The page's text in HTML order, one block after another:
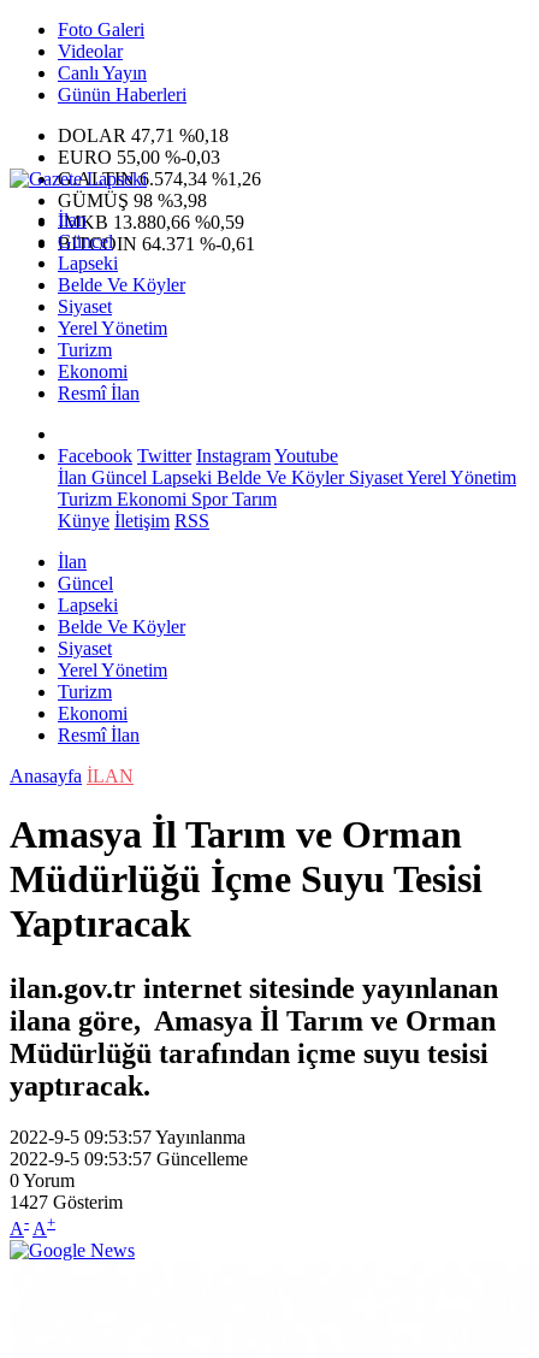
Foto Galeri
Videolar
Canlı Yayın
Günün Haberleri
DOLAR 47,71 %0,18
EURO 55,00 %-0,03
G.ALTIN6.574,34 %1,26
GÜMÜŞ 98 %3,98
IMKB 13.880,66 %0,59
BITCOIN 64.371 %-0,61
İlan
Güncel
Lapseki
Belde Ve Köyler
Siyaset
Yerel Yönetim
Turizm
Ekonomi
Resmî İlan
Facebook Twitter InstagramYoutube
İlan Güncel Lapseki Belde Ve KöylerSiyasetYerel Yönetim
Turizm Ekonomi SporTarım
Künye İletişim RSS
İlan
Güncel
Lapseki
Belde Ve Köyler
Siyaset
Yerel Yönetim
Turizm
Ekonomi
Resmî İlan
Anasayfa İLAN
Amasya İl Tarım ve Orman
Müdürlüğü İçme Suyu Tesisi
Yaptıracak
ilan.gov.tr internet sitesinde yayınlanan
ilana göre, Amasya İl Tarım ve Orman
Müdürlüğü tarafından içme suyu tesisi
yaptıracak.
2022-9-5 09:53:57Yayınlanma
2022-9-5 09:53:57 Güncelleme
0Yorum
1427 Gösterim
A- A+